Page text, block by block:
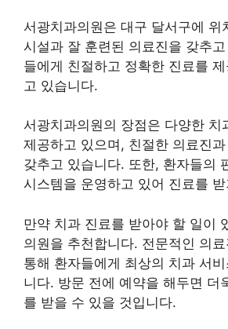
서광치과의원은 대구 달서구에 위
시설과 잘 훈련된 의료진을 갖추
들에게 친절하고 정확한 진료를
고 있습니다.
서광치과의원의 장점은 다양한 치
제공하고 있으며, 친절한 의료진
갖추고 있습니다. 또한, 환자들의
시스템을 운영하고 있어 진료를
만약 치과 진료를 받아야 할 일이
의원을 추천합니다. 전문적인 의
통해 환자들에게 최상의 치과 서
니다. 방문 전에 예약을 해두면 더
를 받을 수 있을 것입니다.